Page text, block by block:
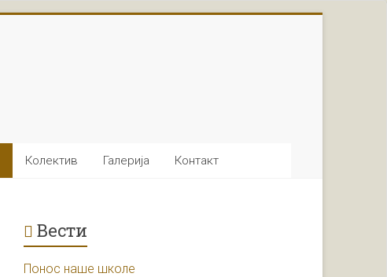
Колектив Галерија Контакт
Вести
Понос наше школе